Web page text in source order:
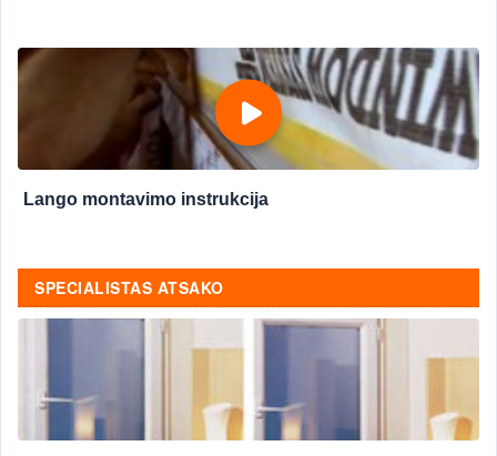
Lango montavimo instrukcija
SPECIALISTAS ATSAKO